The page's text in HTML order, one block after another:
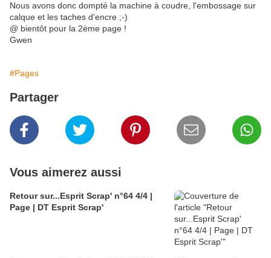
Nous avons donc dompté la machine à coudre, l'embossage sur
calque et les taches d'encre ;-)
@ bientôt pour la 2ème page !
Gwen
#Pages
Partager
Vous aimerez aussi
Retour sur...Esprit Scrap' n°64 4/4 |
Page | DT Esprit Scrap'